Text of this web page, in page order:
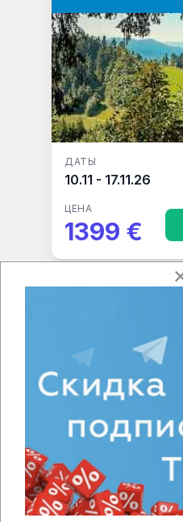
ДАТЫ
10.11 - 17.11.26
ЦЕНА
1399 €
Арабские Эмираты
опций